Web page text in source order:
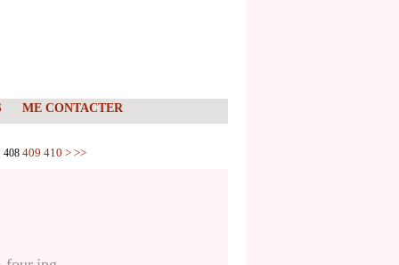
ME CONTACTER
408 409 410 420
430
440
450
460
470
480
490
500
600
700
800
900
> >>